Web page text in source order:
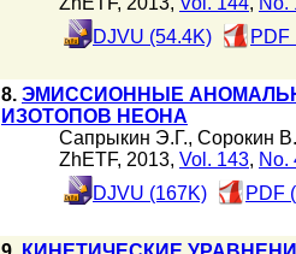
DJVU (54.4K)
PDF
8. ЭМИССИОННЫЕ
ИЗОТОПОВ НЕОНА
Сапрыкин Э.Г., Сорокин
ZhETF, 2013, Vol. 143, No.
DJVU (167K)
PDF